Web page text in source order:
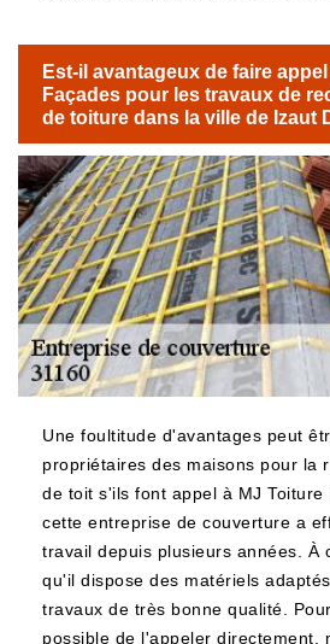
Est-il avantageux de faire
Façades pour les travaux de
de toiture dans la ville de Izaut
Une foultitude d'avantages peut
propriétaires des maisons pour la
de toit s'ils font appel à MJ Toiture
cette entreprise de couverture a
travail depuis plusieurs années. À
qu'il dispose des matériels
travaux de très bonne qualité.
possible de l'appeler directement,